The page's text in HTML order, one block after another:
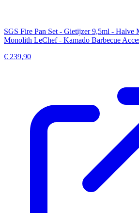
SGS Fire Pan Set - Gietijzer 9,5ml - Halve
Monolith LeChef - Kamado Barbecue
€ 239,90